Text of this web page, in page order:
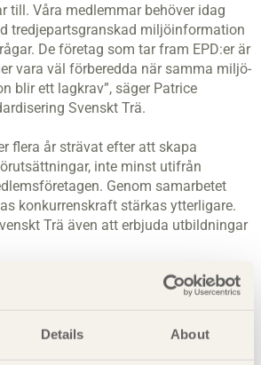
Details About
till. Våra medlemmar behöver idag
tredjepartsgranskad miljöinformation
De företag som tar fram EPD:er är
vara väl förberedda när samma miljö-
blir ett lagkrav”, säger Patrice
Svenskt Trä.
flera år strävat efter att skapa
inte minst utifrån
Genom samarbetet
konkurrenskraft stärkas ytterligare.
Trä även att erbjuda utbildningar
för att beräkna och rapportera
utöver att möta regulatoriska krav även
samt öka de marknadsmässiga